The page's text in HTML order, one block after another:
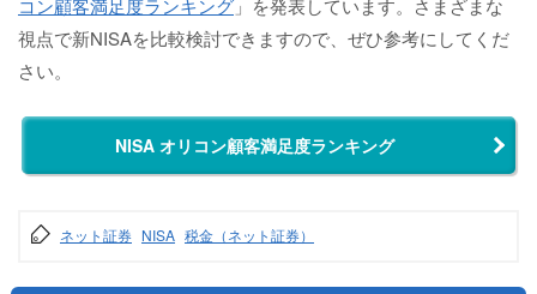
視点で新NISAを比較検討できますので、ぜひ参考にしてくだ
さい。
NISA オリコン顧客満足度ランキング
ネット証券 NISA 税金（ネット証券）